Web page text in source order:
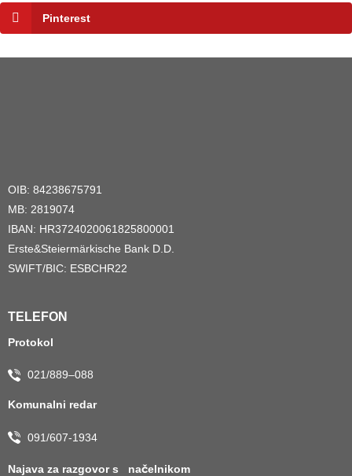
Pinterest
OIB: 84238675791
MB: 2819074
IBAN: HR3724020061825800001
Erste&Steiermärkische Bank D.D.
SWIFT/BIC: ESBCHR22
TELEFON
Protokol
021/889–088
Komunalni redar
091/607-1934
Najava za razgovor s načelnikom